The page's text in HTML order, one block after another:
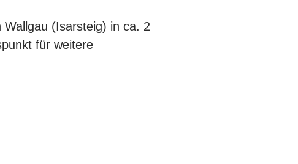
(Isarsteig) in ca. 2
für weitere